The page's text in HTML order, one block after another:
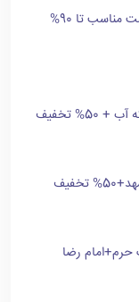
لیست سوئیت های خیابان امام رضا مشهد | قیمت مناسب تا 90%
تخفیف
رضا